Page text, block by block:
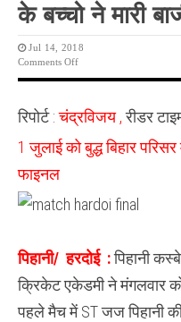
के बच्चो ने मारी
Jul 14, 2018
Comments OffOn
ज़ैदी
में
सेंट
ने
रिपोर्ट :चंद्रविजय ,रीडर
1 जुलाई को बुद्ध बिहार
फाइनल
पिहानी/ हरदोई :पिहानी
क्रिकेट एकेडमी ने मंगलवार
पहले मैच में ST जज पिहानी